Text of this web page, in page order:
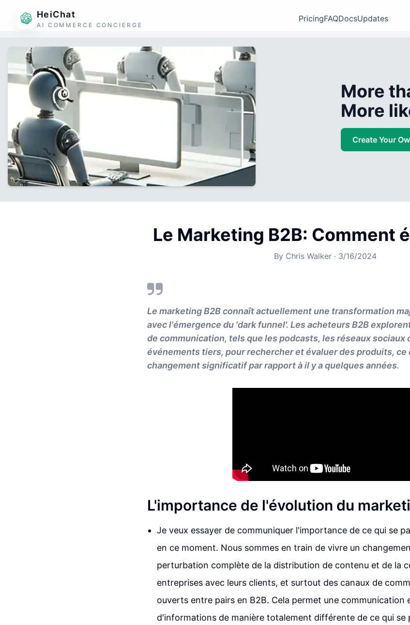
HeiChat
AI COMMERCE CONCIERGE
PricingFAQDocsUpdates
More
More
Create Your
Le Marketing B2B: Comment
By Chris Walker · 3/16/2024
Le marketing B2B connaît actuellement une transformation
avec l'émergence du 'dark funnel'. Les acheteurs B2B
de communication, tels que les podcasts, les réseaux sociaux
événements tiers, pour rechercher et évaluer des produits, ce
changement significatif par rapport à il y a quelques années.
L'importance de l'évolution du
Je veux essayer de communiquer l'importance de ce qui se
en ce moment. Nous sommes en train de vivre un
perturbation complète de la distribution de contenu et de la
entreprises avec leurs clients, et surtout des canaux de
ouverts entre pairs en B2B. Cela permet une communication
d'informations de manière totalement différente de ce qui se